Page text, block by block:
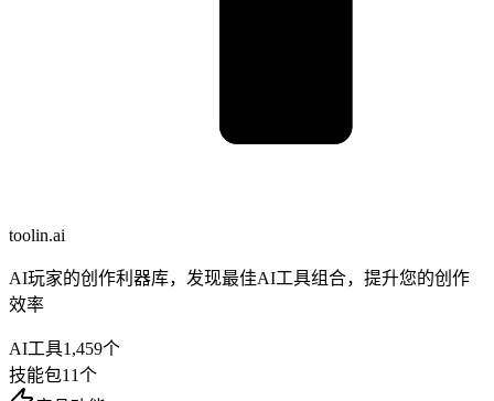
toolin.ai
AI玩家的创作利器库，发现最佳AI工具组合，提升您的创作
效率
AI工具1,459个
技能包11个